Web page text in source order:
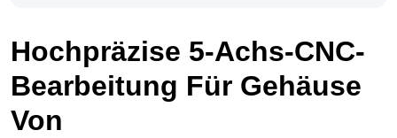
Hochpräzise 5-Achs-CNC-
Bearbeitung Für Gehäuse
Von